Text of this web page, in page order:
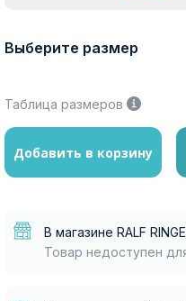
Выберите размер
Таблица размеров
Добавить в корзину
В магазине RALF
Товар недоступен